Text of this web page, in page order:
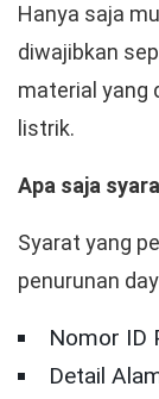
Hanya saja
diwajibkan
material yang
listrik.
Apa saja
Syarat yang
penurunan
Nomor ID
Detail